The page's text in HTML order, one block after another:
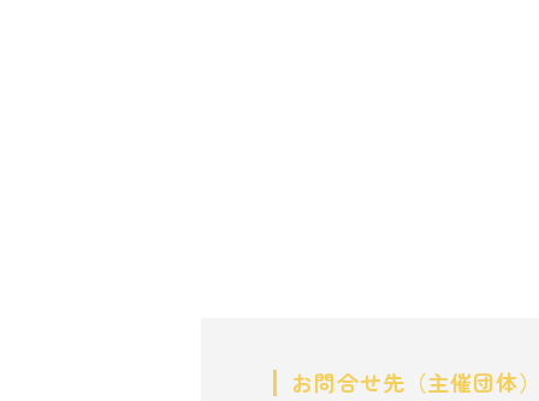
お問合せ先（主催団体